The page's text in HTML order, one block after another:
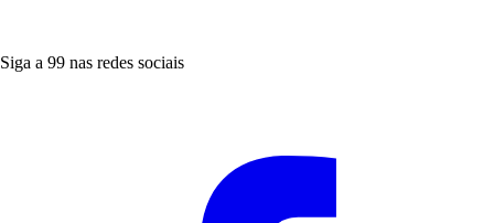
Siga a 99 nas redes sociais